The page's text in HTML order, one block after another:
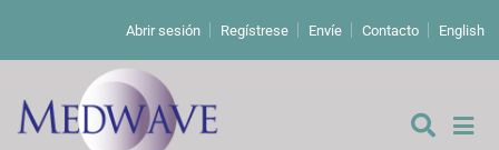
Abrir sesión Regístrese Envíe Contacto English